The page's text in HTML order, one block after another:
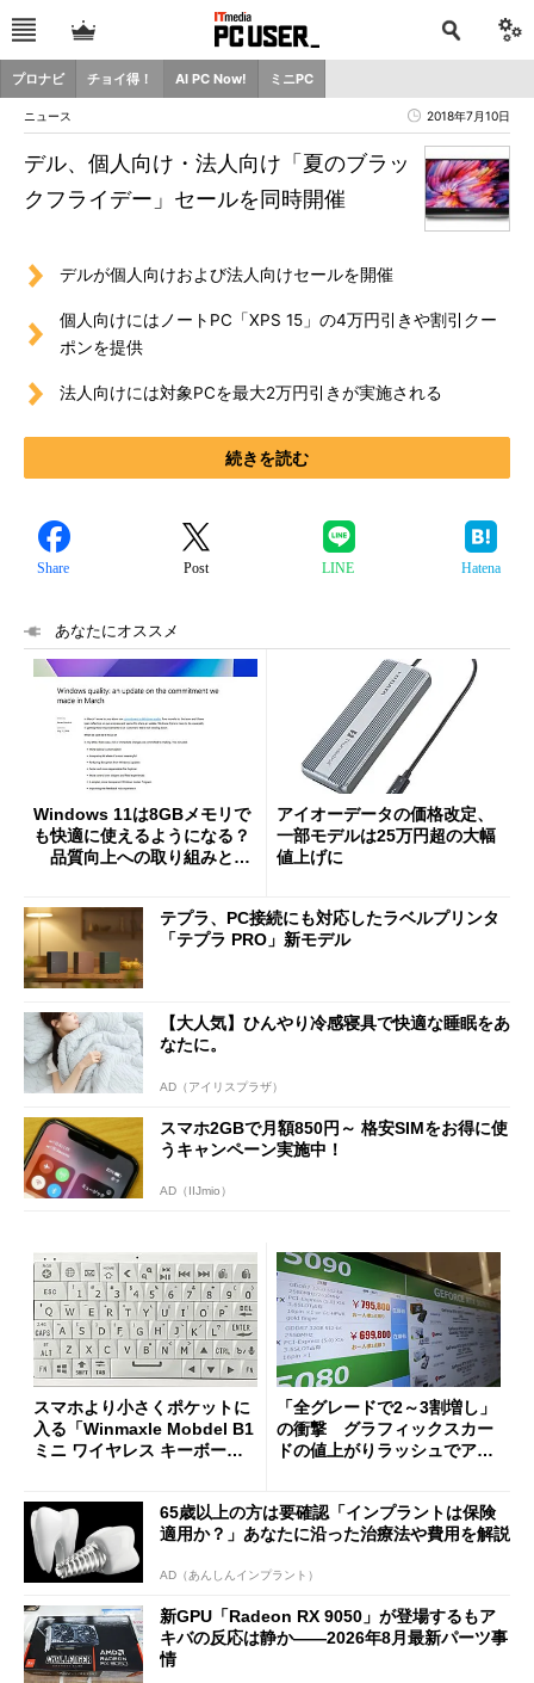
プロナビ チョイ得！ AI PC Now! ミニPC
ニュース 2018年7月10日
デル、個人向け・法人向け「夏のブラッ
クフライデー」セールを同時開催
デルが個人向けおよび法人向けセールを開催
個人向けにはノートPC「XPS 15」の4万円引きや割引クー
ポンを提供
法人向けには対象PCを最大2万円引きが実施される
続きを読む
Share Post LINE Hatena
あなたにオススメ
Windows 11は8GBメモリで
も快適に使えるようになる？
品質向上への取り組みと
アイオーデータの価格改定、
一部モデルは25万円超の大幅
値上げに
テプラ、PC接続にも対応したラベルプリンタ
「テプラ PRO」新モデル
【大人気】ひんやり冷感寝具で快適な睡眠をあ
なたに。
AD（アイリスプラザ）
スマホ2GBで月額850円～ 格安SIMをお得に使
うキャンペーン実施中！
AD（IIJmio）
スマホより小さくポケットに
入る「Winmaxle Mobdel B1
ミニ ワイヤレス キーボー
「全グレードで2～3割増し」
の衝撃 グラフィックスカー
ドの値上がりラッシュでアキ
65歳以上の方は要確認「インプラントは保険
適用か？」あなたに沿った治療法や費用を解説
AD（あんしんインプラント）
新GPU「Radeon RX 9050」が登場するもア
キバの反応は静か――2026年8月最新パーツ事
情